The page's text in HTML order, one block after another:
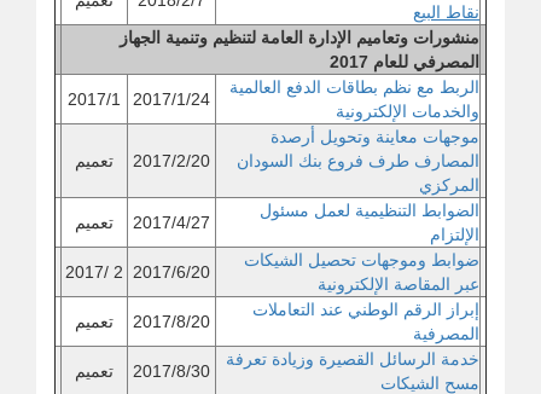
نقاط البيع
منشورات وتعاميم الإدارة العامة لتنظيم وتنمية الجهاز
المصرفي للعام 2017
الربط مع نظم بطاقات الدفع العالمية
والخدمات الإلكترونية
2017/1/24
2017/1
موجهات معاينة وتحويل أرصدة
المصارف طرف فروع بنك السودان
المركزي
2017/2/20 تعميم
الضوابط التنظيمية لعمل مسئول
الإلتزام
2017/4/27
تعميم
ضوابط وموجهات تحصيل الشيكات
عبر المقاصة الإلكترونية
2017/6/20
2 /2017
إبراز الرقم الوطني عند التعاملات
المصرفية
2017/8/20
تعميم
خدمة الرسائل القصيرة وزيادة تعرفة
مسح الشيكات
2017/8/30
تعميم